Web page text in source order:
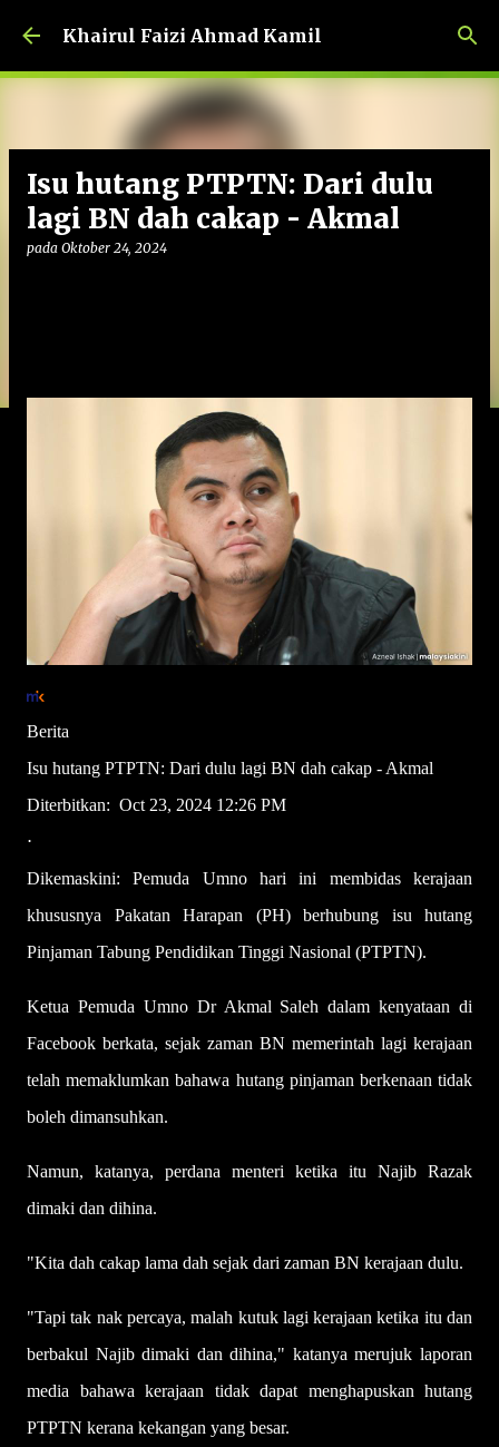
Langkau ke kandungan utama
Khairul Faizi Ahmad Kamil
Isu hutang PTPTN: Dari dulu
lagi BN dah cakap - Akmal
pada Oktober 24, 2024
Berita
Isu hutang PTPTN: Dari dulu lagi BN dah cakap - Akmal
Diterbitkan: Oct 23, 2024 12:26 PM
⋅
Dikemaskini:Pemuda Umno hari ini membidas kerajaan
khususnya Pakatan Harapan (PH) berhubung isu hutang
Pinjaman Tabung Pendidikan Tinggi Nasional (PTPTN).
Ketua Pemuda Umno Dr Akmal Saleh dalam kenyataan di
Facebook berkata, sejak zaman BN memerintah lagi kerajaan
telah memaklumkan bahawa hutang pinjaman berkenaan tidak
boleh dimansuhkan.
Namun, katanya, perdana menteri ketika itu Najib Razak
dimaki dan dihina.
"Kita dah cakap lama dah sejak dari zaman BN kerajaan dulu.
"Tapi tak nak percaya, malah kutuk lagi kerajaan ketika itu dan
berbakul Najib dimaki dan dihina," katanya merujuk laporan
media bahawa kerajaan tidak dapat menghapuskan hutang
PTPTN kerana kekangan yang besar.